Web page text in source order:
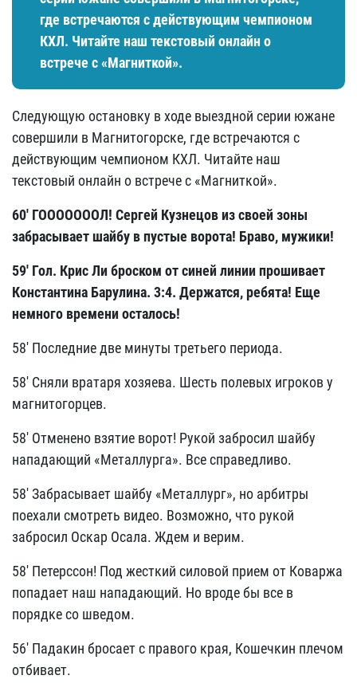
где встречаются с действующим чемпионом
КХЛ. Читайте наш текстовый онлайн о
встрече с «Магниткой».
Следующую остановку в ходе выездной серии южане
совершили в Магнитогорске, где встречаются с
действующим чемпионом КХЛ. Читайте наш
текстовый онлайн о встрече с «Магниткой».
60' ГОООООООЛ! Сергей Кузнецов из своей зоны
забрасывает шайбу в пустые ворота! Браво, мужики!
59' Гол. Крис Ли броском от синей линии прошивает
Константина Барулина. 3:4. Держатся, ребята! Еще
немного времени осталось!
58' Последние две минуты третьего периода.
58' Сняли вратаря хозяева. Шесть полевых игроков у
магнитогорцев.
58' Отменено взятие ворот! Рукой забросил шайбу
нападающий «Металлурга». Все справедливо.
58' Забрасывает шайбу «Металлург», но арбитры
поехали смотреть видео. Возможно, что рукой
забросил Оскар Осала. Ждем и верим.
58' Петерссон! Под жесткий силовой прием от Коваржа
попадает наш нападающий. Но вроде бы все в
порядке со шведом.
56' Падакин бросает с правого края, Кошечкин плечом
отбивает.